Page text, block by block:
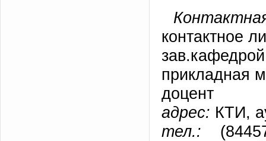
контактное
прикладная
доцент
адрес: КТИ,
тел.: